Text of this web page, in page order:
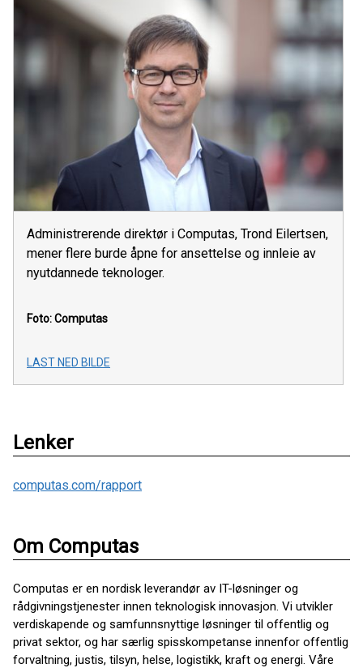
Administrerende direktør i Computas, Trond Eilertsen,
mener flere burde åpne for ansettelse og innleie av
nyutdannede teknologer.
Foto: Computas
LAST NED BILDE
Lenker
computas.com/rapport
Om Computas
Computas er en nordisk leverandør av IT-løsninger og
rådgivningstjenester innen teknologisk innovasjon. Vi utvikler
verdiskapende og samfunnsnyttige løsninger til offentlig og
privat sektor, og har særlig spisskompetanse innenfor offentlig
forvaltning, justis, tilsyn, helse, logistikk, kraft og energi. Våre